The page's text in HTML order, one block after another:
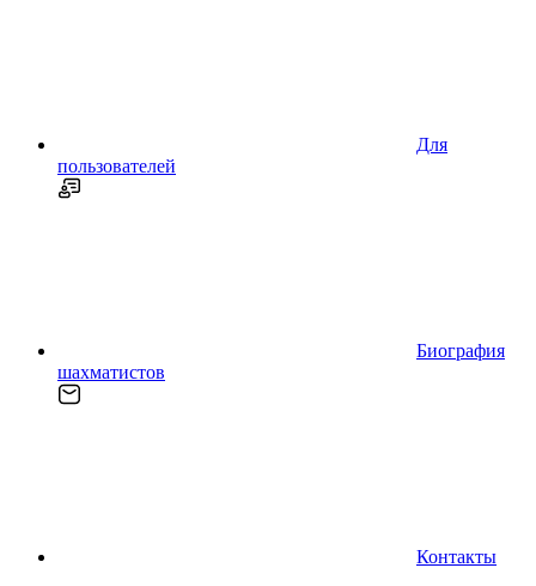
Для
пользователей
Биография
шахматистов
Контакты